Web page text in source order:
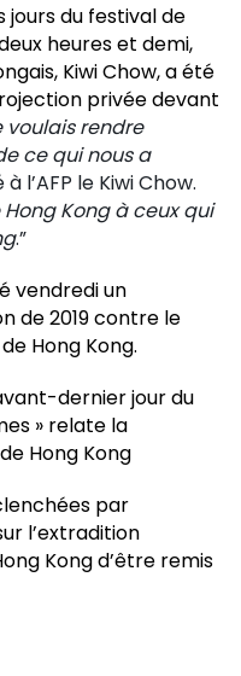
jours du festival de
heures et demi,
Kiwi Chow, a été
privée devant
voulais rendre
ce qui nous a
l’AFP le Kiwi Chow.
Kong à ceux qui
.”
vendredi un
de 2019 contre le
Hong Kong.
dernier jour du
» relate la
Hong Kong
par
l’extradition
Kong d’être remis